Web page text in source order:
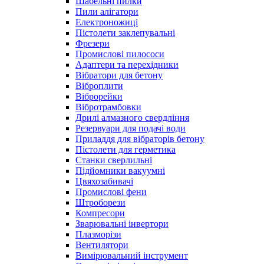
Пили алігатори
Електроножиці
Пістолети заклепувальні
Фрезери
Промислові пилососи
Адаптери та перехідники
Вібратори для бетону
Віброплити
Віброрейки
Вібротрамбовки
Дрилі алмазного свердління
Резервуари для подачі води
Приладдя для вібраторів бетону
Пістолети для герметика
Станки сверлильні
Підйомники вакуумні
Цвяхозабивачі
Промислові фени
Штроборези
Компресори
Зварювальні інвертори
Плазморізи
Вентилятори
Вимірювальний інструмент